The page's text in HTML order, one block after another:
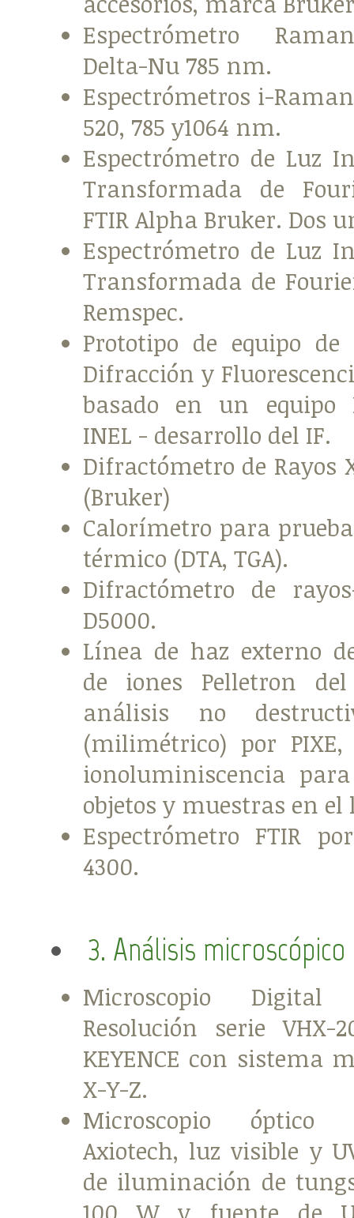
Espectrómetro
Delta-Nu 785 nm.
Espectrómetros i-Raman
520, 785 y1064 nm.
Espectrómetro de Luz
Transformada de
FTIR Alpha Bruker. Dos
Espectrómetro de Luz
Transformada de
Remspec.
Prototipo de equipo
Difracción y
basado en un equipo
INEL - desarrollo del IF.
Difractómetro de Rayos
(Bruker)
Calorímetro para
térmico (DTA, TGA).
Difractómetro de
D5000.
Línea de haz externo
de iones Pelletron
análisis no
(milimétrico) por PIXE,
ionoluminiscencia
objetos y muestras en
Espectrómetro FTIR
4300.
3. Análisis microscópico
Microscopio
Resolución serie VHX-
KEYENCE con sistema
X-Y-Z.
Microscopio óptico
Axiotech, luz visible y
de iluminación de